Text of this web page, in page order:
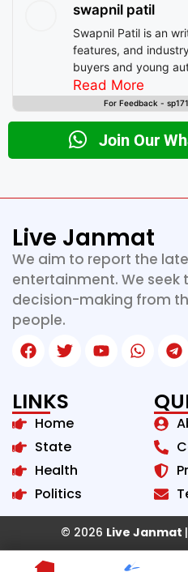
swapnil patil
Swapnil Patil is an
features, and
buyers and young
Read More
For Feedback -
Join Our
Live Janmat
We aim to report the
entertainment. We
decision-making from
people.
LINKS
Home
State
Health
Politics
© 2026 Live Janmat